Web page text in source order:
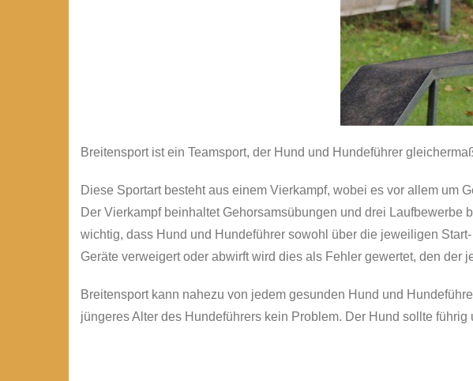
Breitensport ist ein Teamsport, der Hund und Hundeführer
Diese Sportart besteht aus einem Vierkampf, wobei es vor allem um
Der Vierkampf beinhaltet Gehorsamsübungen und drei
wichtig, dass Hund und Hundeführer sowohl über die jeweiligen
Geräte verweigert oder abwirft wird dies als Fehler gewertet, den der
Breitensport kann nahezu von jedem gesunden Hund und
jüngeres Alter des Hundeführers kein Problem. Der Hund sollte